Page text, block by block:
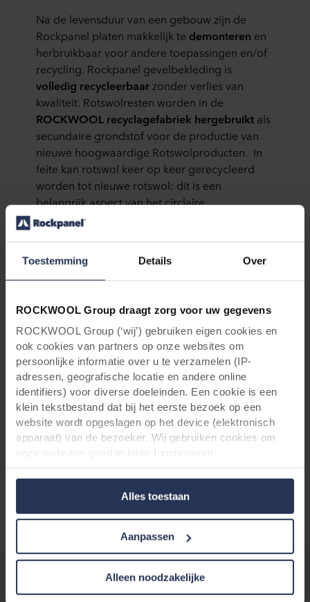
Toestemming Details Over
ROCKWOOL Group draagt zorg voor uw gegevens
ROCKWOOL Group (‘wij’) gebruiken eigen cookies en
ook cookies van partners op onze websites om
persoonlijke informatie over u te verzamelen (IP-
adressen, geografische locatie en andere online
identifiers) voor diverse doeleinden. Een cookie is een
klein tekstbestand dat bij het eerste bezoek op een
website wordt opgeslagen op het device (elektronisch
apparaat) van de bezoeker. Wij gebruiken cookies om
(‘Noodzakelijke’), om uw instellingen te onthouden en uw
gebruikerservaring te verbeteren (‘Functionele’), om uw
gedrag te analyseren en op basis daarvan de websites te
optimaliseren (‘Statistische’), en om onze content en
stemmen op uw gedrag op onze websites (‘Marketing’).
Functionele cookies plaatsen we altijd. Deze zijn namelijk
noodzakelijk om de website goed te laten werken en
verwerken geen persoonsgegevens anders dan voor het
Alles toestaan
Aanpassen
Alleen noodzakelijke
Na de levensduur van een gebouw zijn de
Rockpanel platen makkelijk te demonteren en
herbruikbaar voor andere toepassingen en/of
recycling. Rockpanel gevelbekleding is
volledig recycleerbaar zonder verlies van
kwaliteit. Rotswolresten worden in de
ROCKWOOL recyclagefabriek hergebruikt als
secundaire grondstof voor de productie van
nieuwe hoogwaardige Rotswolproducten. In
feite kan rotswol keer op keer gerecycleerd
worden tot nieuwe rotswol: dit is een
belangrijk aspect van het circlaire
kringloopmodel en een manier om onze visie
ROCKWOOL heeft al sinds 1992 een eigen
fabriek en van de bouwplaats worden
hergebruikt voor de productie van nieuwe
rotswolproducten. De service Rockcycle is in
het leven geroepen om klanten te helpen met
het inzamelen van rotswolresten van de
bouwplaats. Zo kunnen we samen de kringloop
sluiten.
Download de Rockcycle tariefkaart